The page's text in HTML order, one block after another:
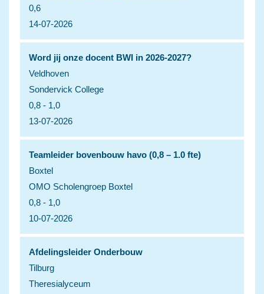
0,6
14-07-2026
Word jij onze docent BWI in 2026-2027?
Veldhoven
Sondervick College
0,8 - 1,0
13-07-2026
Teamleider bovenbouw havo (0,8 – 1.0 fte)
Boxtel
OMO Scholengroep Boxtel
0,8 - 1,0
10-07-2026
Afdelingsleider Onderbouw
Tilburg
Theresialyceum